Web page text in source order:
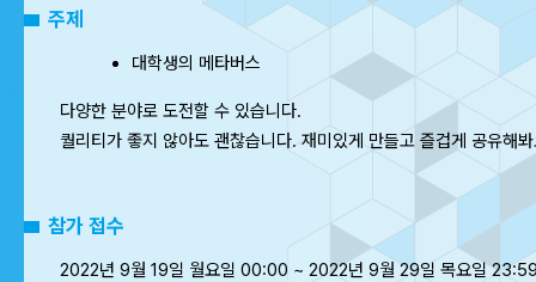
주제
대학생의 메타버스
다양한 분야로 도전할 수 있습니다.
퀄리티가 좋지 않아도 괜찮습니다. 재미있게 만들고 즐겁게 공유해
참가 접수
2022년 9월 19일 월요일 00:00 ~ 2022년 9월 29일 목요일